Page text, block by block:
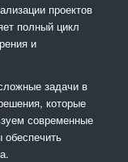
проектов
полный цикл
и
задачи в
которые
современные